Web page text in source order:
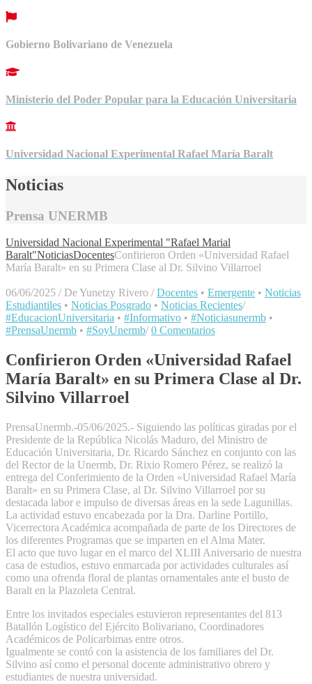
Gobierno Bolivariano de Venezuela
Ministerio del Poder Popular para la Educación Universitaria
Universidad Nacional Experimental Rafael María Baralt
Noticias
Prensa UNERMB
Universidad Nacional Experimental "Rafael Marial
Baralt"NoticiasDocentesConfirieron Orden «Universidad Rafael
María Baralt» en su Primera Clase al Dr. Silvino Villarroel
06/06/2025 / De Yunetzy Rivero / Docentes • Emergente • Noticias
Estudiantiles • Noticias Posgrado • Noticias Recientes/
#EducacionUniversitaria • #Informativo • #Noticiasunermb •
#PrensaUnermb • #SoyUnermb/ 0 Comentarios
Confirieron Orden «Universidad Rafael
María Baralt» en su Primera Clase al Dr.
Silvino Villarroel
PrensaUnermb.-05/06/2025.- Siguiendo las políticas giradas por el
Presidente de la República Nicolás Maduro, del Ministro de
Educación Universitaria, Dr. Ricardo Sánchez en conjunto con las
del Rector de la Unermb, Dr. Rixio Romero Pérez, se realizó la
entrega del Conferimiento de la Orden «Universidad Rafael María
Baralt» en su Primera Clase, al Dr. Silvino Villarroel por su
destacada labor e impulso de diversas áreas en la sede Lagunillas.
La actividad estuvo encabezada por la Dra. Darline Portillo,
Vicerrectora Académica acompañada de parte de los Directores de
los diferentes Programas que se imparten en el Alma Mater.
El acto que tuvo lugar en el marco del XLIII Aniversario de nuestra
casa de estudios, estuvo enmarcada por actividades culturales así
como una ofrenda floral de plantas ornamentales ante el busto de
Baralt en la Plazoleta Central.
Entre los invitados especiales estuvieron representantes del 813
Batallón Logístico del Ejército Bolivariano, Coordinadores
Académicos de Policarbimas entre otros.
Igualmente se contó con la asistencia de los familiares del Dr.
Silvino así como el personal docente administrativo obrero y
estudiantes de nuestra universidad.